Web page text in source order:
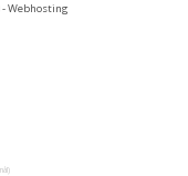
Webhosting